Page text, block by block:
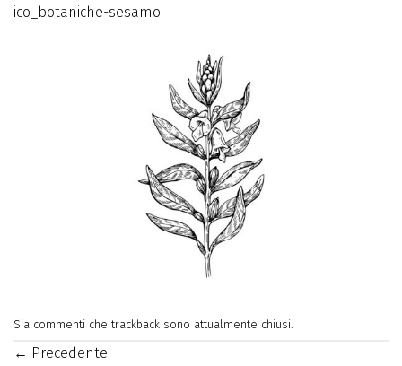
ico_botaniche-sesamo
Sia commenti che trackback sono attualmente chiusi.
← Precedente